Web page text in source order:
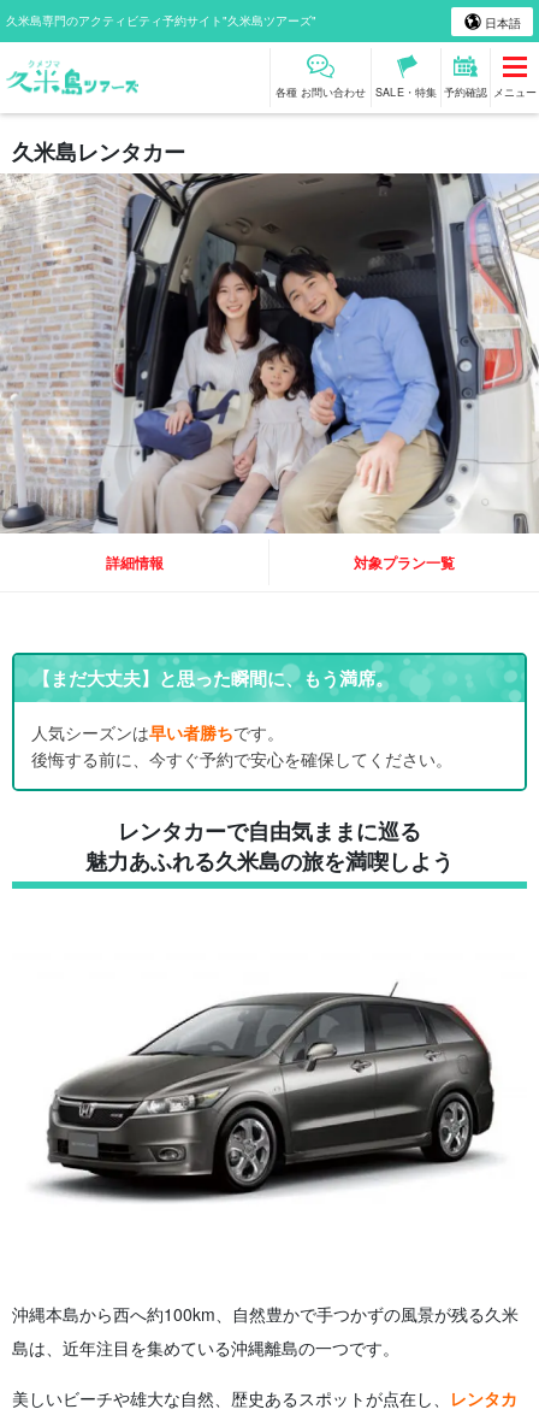
久米島専門のアクティビティ予約サイト"久米島ツアーズ" 日本語
各種 お問い合わせ SALE・特集 予約確認 メニュー
久米島レンタカー
詳細情報 対象プラン一覧
【まだ大丈夫】と思った瞬間に、もう満席。
人気シーズンは早い者勝ちです。
後悔する前に、今すぐ予約で安心を確保してください。
レンタカーで自由気ままに巡る
魅力あふれる久米島の旅を満喫しよう
沖縄本島から西へ約100km、自然豊かで手つかずの風景が残る久米
島は、近年注目を集めている沖縄離島の一つです。
美しいビーチや雄大な自然、歴史あるスポットが点在し、 レンタカ